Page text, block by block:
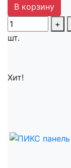
В корзину
+
шт.
Хит!